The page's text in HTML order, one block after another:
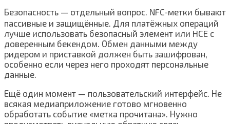
Безопасность — отдельный вопрос. NFC‑метки бывают
пассивные и защищённые. Для платёжных операций
лучше использовать безопасный элемент или HCE с
доверенным бекендом. Обмен данными между
ридером и приставкой должен быть зашифрован,
особенно если через него проходят персональные
данные.
Ещё один момент — пользовательский интерфейс. Не
всякая медиаприложение готово мгновенно
обработать событие «метка прочитана». Нужно